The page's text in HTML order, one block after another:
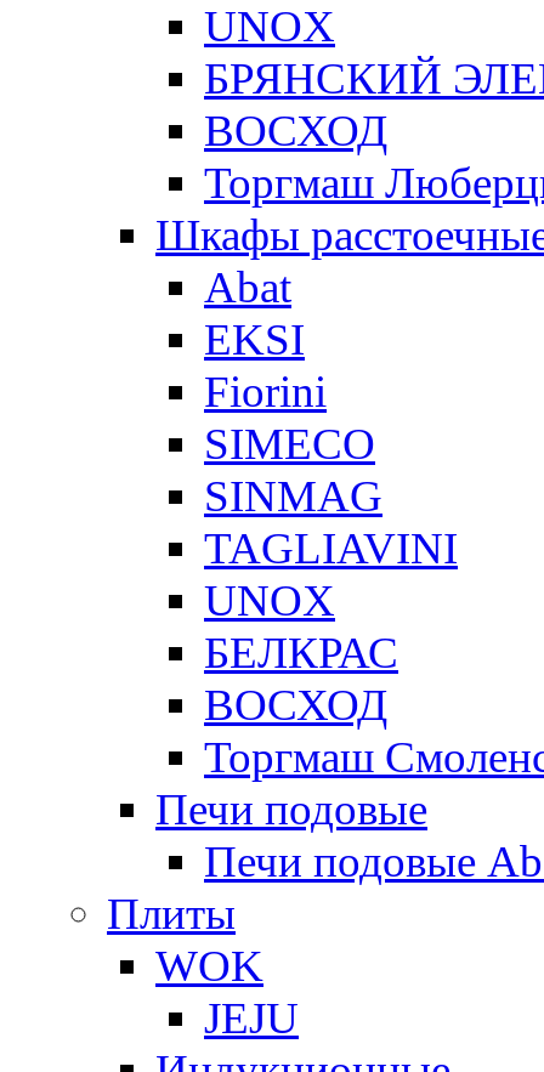
UNOX
БРЯНСКИЙ
ВОСХОД
Торгмаш
Шкафы
Abat
EKSI
Fiorini
SIMECO
SINMAG
TAGLIAVINI
UNOX
БЕЛКРАС
ВОСХОД
Торгмаш
Печи подовые
Печи подовые
Плиты
WOK
JEJU